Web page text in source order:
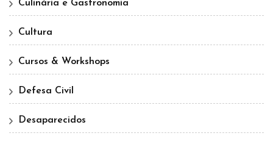
Culinária e Gastronomia
Cultura
Cursos & Workshops
Defesa Civil
Desaparecidos